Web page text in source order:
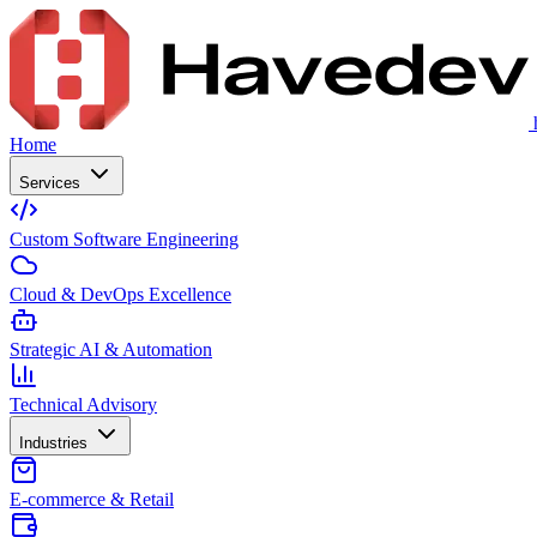
Home
Services
Custom Software Engineering
Cloud & DevOps Excellence
Strategic AI & Automation
Technical Advisory
Industries
E-commerce & Retail